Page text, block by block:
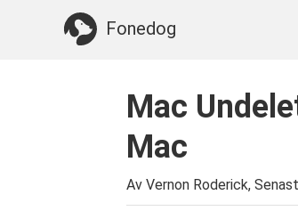
Fonedog
Något du kan behöva:
Mac
Mac
Av Vernon Roderick,